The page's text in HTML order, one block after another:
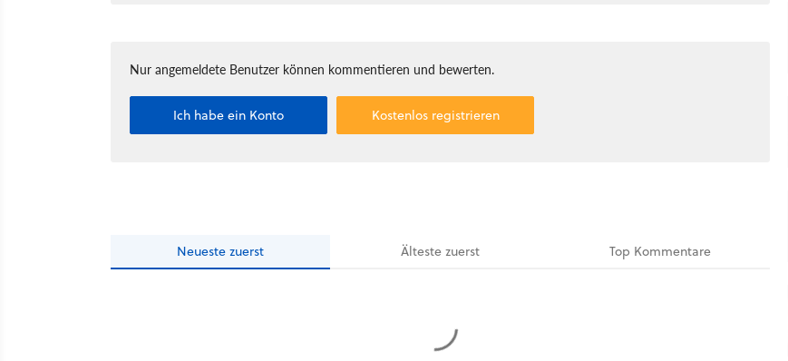
Nur angemeldete Benutzer können kommentieren und bewerten.
Ich habe ein Konto Kostenlos registrieren
Neueste zuerst Ältestezuerst Top Kommentare